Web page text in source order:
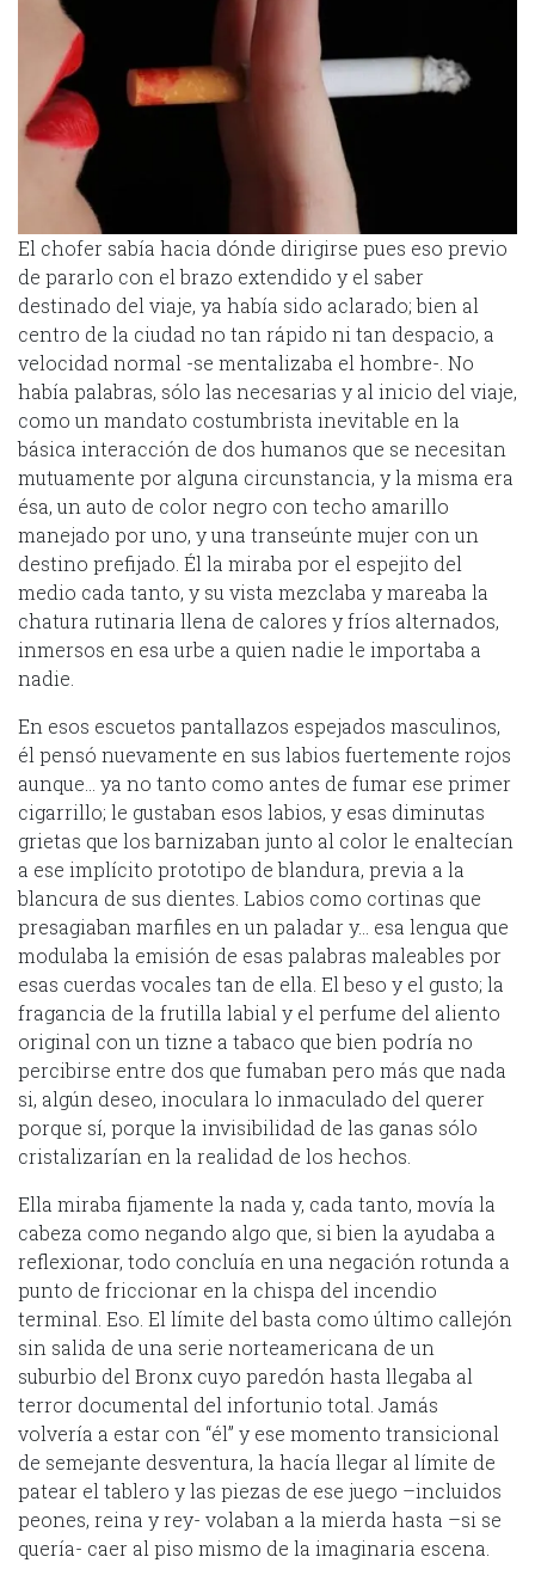
El chofer sabía hacia dónde dirigirse pues eso previo
de pararlo con el brazo extendido y el saber
destinado del viaje, ya había sido aclarado; bien al
centro de la ciudad no tan rápido ni tan despacio, a
velocidad normal -se mentalizaba el hombre-. No
había palabras, sólo las necesarias y al inicio del viaje,
como un mandato costumbrista inevitable en la
básica interacción de dos humanos que se necesitan
mutuamente por alguna circunstancia, y la misma era
ésa, un auto de color negro con techo amarillo
manejado por uno, y una transeúnte mujer con un
destino prefijado. Él la miraba por el espejito del
medio cada tanto, y su vista mezclaba y mareaba la
chatura rutinaria llena de calores y fríos alternados,
inmersos en esa urbe a quien nadie le importaba a
nadie.
En esos escuetos pantallazos espejados masculinos,
él pensó nuevamente en sus labios fuertemente rojos
aunque… ya no tanto como antes de fumar ese primer
cigarrillo; le gustaban esos labios, y esas diminutas
grietas que los barnizaban junto al color le enaltecían
a ese implícito prototipo de blandura, previa a la
blancura de sus dientes. Labios como cortinas que
presagiaban marfiles en un paladar y… esa lengua que
modulaba la emisión de esas palabras maleables por
esas cuerdas vocales tan de ella. El beso y el gusto; la
fragancia de la frutilla labial y el perfume del aliento
original con un tizne a tabaco que bien podría no
percibirse entre dos que fumaban pero más que nada
si, algún deseo, inoculara lo inmaculado del querer
porque sí, porque la invisibilidad de las ganas sólo
cristalizarían en la realidad de los hechos.
Ella miraba fijamente la nada y, cada tanto, movía la
cabeza como negando algo que, si bien la ayudaba a
reflexionar, todo concluía en una negación rotunda a
punto de friccionar en la chispa del incendio
terminal. Eso. El límite del basta como último callejón
sin salida de una serie norteamericana de un
suburbio del Bronx cuyo paredón hasta llegaba al
terror documental del infortunio total. Jamás
volvería a estar con “él” y ese momento transicional
de semejante desventura, la hacía llegar al límite de
patear el tablero y las piezas de ese juego –incluidos
peones, reina y rey- volaban a la mierda hasta –si se
quería- caer al piso mismo de la imaginaria escena.